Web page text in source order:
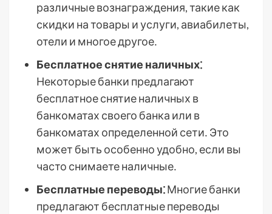
различные вознаграждения, такие как
скидки на товары и услуги, авиабилеты,
отели и многое другое․
Бесплатное снятие наличных⁚
Некоторые банки предлагают
бесплатное снятие наличных в
банкоматах своего банка или в
банкоматах определенной сети․ Это
может быть особенно удобно, если вы
часто снимаете наличные․
Бесплатные переводы⁚Многие банки
предлагают бесплатные переводы